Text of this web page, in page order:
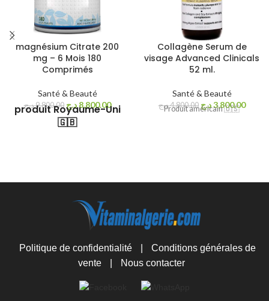
magnésium Citrate 200
mg – 6 Mois 180
Comprimés
Santé & Beauté
9,800.00د.ج 8,800.00 د.ج
produit Royaume-Uni
🇬🇧
Collagène Serum de
visage Advanced Clinicals
52 ml.
Santé & Beauté
4,800.00د.ج 3,800.00 د.ج
Produit américain 🇺🇸
Politique de confidentialité
Conditions générales de
vente
Nous contacter